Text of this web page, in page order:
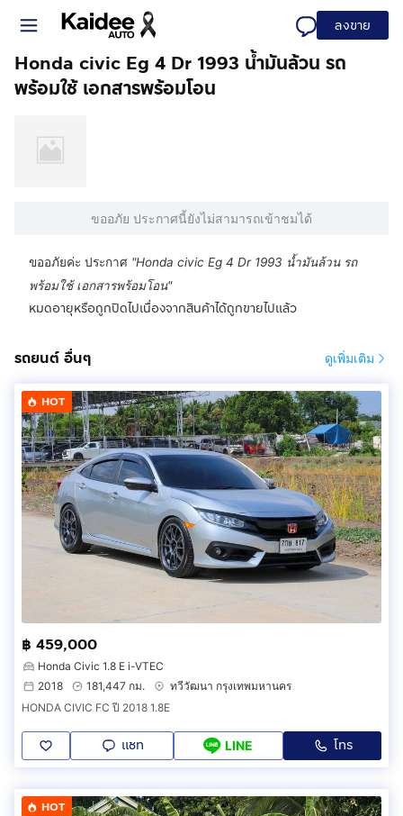
ลงขาย
Honda civic Eg 4 Dr 1993 น้ำมันล้วน รถ
พร้อมใช้ เอกสารพร้อมโอน
ขออภัย ประกาศนี้ยังไม่สามารถเข้าชมได้
ขออภัยค่ะ ประกาศ "Honda civic Eg 4 Dr 1993 น้ำมันล้วน รถ
พร้อมใช้ เอกสารพร้อมโอน"
หมดอายุหรือถูกปิดไปเนื่องจากสินค้าได้ถูกขายไปแล้ว
รถยนต์ อื่นๆ ดูเพิ่มเติม
HOT
฿ 459,000
Honda Civic 1.8 E i-VTEC
2018
181,447 กม.
ทวีวัฒนา กรุงเทพมหานคร
HONDA CIVIC FC ปี 2018 1.8E
แชท LINE โทร
HOT